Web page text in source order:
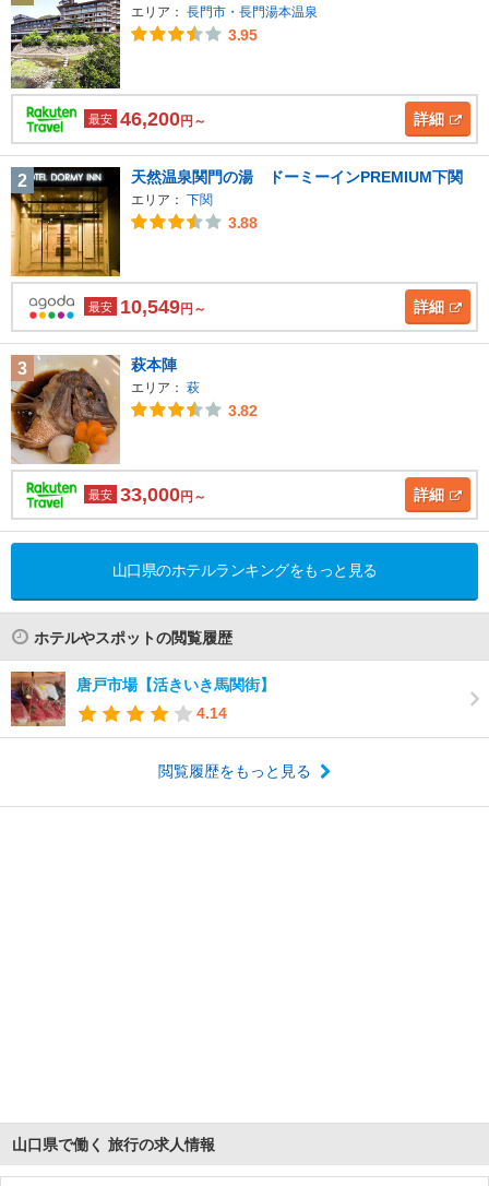
エリア： 長門市・長門湯本温泉
3.95
最安 46,200円～ 詳細
2 天然温泉関門の湯 ドーミーインPREMIUM下関
エリア： 下関
3.88
最安 10,549円～ 詳細
3 萩本陣
エリア： 萩
3.82
最安 33,000円～ 詳細
山口県のホテルランキングをもっと見る
ホテルやスポットの閲覧履歴
唐戸市場【活きいき馬関街】
4.14
閲覧履歴をもっと見る
山口県で働く 旅行の求人情報